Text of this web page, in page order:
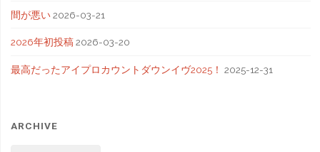
間が悪い 2026-03-21
2026年初投稿 2026-03-20
最高だったアイプロカウントダウンイヴ2025！ 2025-12-31
ARCHIVE